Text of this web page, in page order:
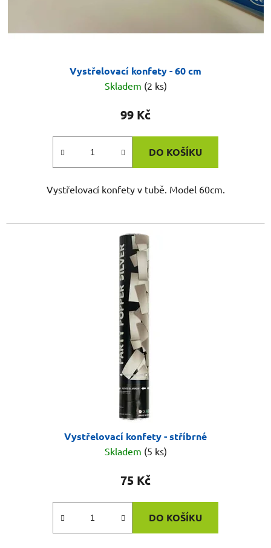
Vystřelovací konfety - 60 cm
Skladem (2 ks)
99 Kč
DO KOŠÍKU
Vystřelovací konfety v tubě. Model 60cm.
Vystřelovací konfety - stříbrné
Skladem (5 ks)
75 Kč
DO KOŠÍKU